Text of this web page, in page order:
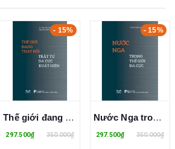
- 15%
Thế giới đang thay đổi: Trật tự đa cực xuất hiện
297.500₫ 350.000₫
- 15%
Nước Nga trong thế giới đa cực - TS. Nguyễn Văn Hưởng
297.500₫ 350.000₫